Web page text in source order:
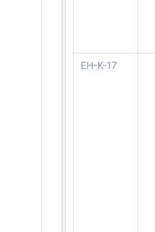
EH-K-17